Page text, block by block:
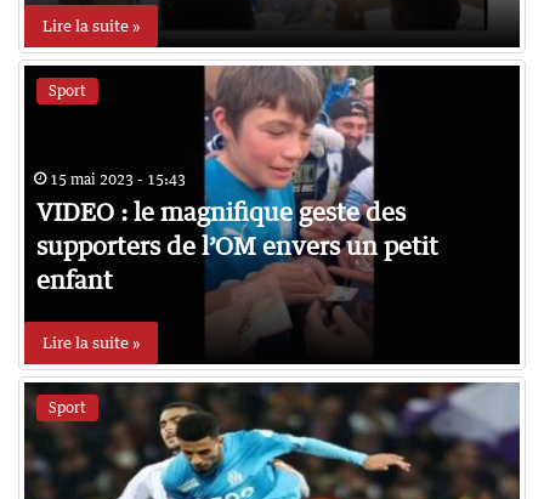
Lire la suite »
Sport
15 mai 2023 - 15:43
VIDEO : le magnifique geste des
supporters de l’OM envers un petit
enfant
Lire la suite »
Sport